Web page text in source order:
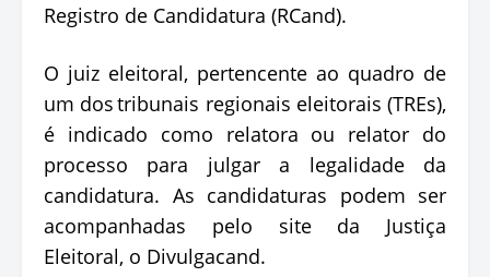
Registro de Candidatura (RCand).
O juiz eleitoral, pertencente ao quadro de
um dos tribunais regionais eleitorais (TREs),
é indicado como relatora ou relator do
processo para julgar a legalidade da
candidatura. As candidaturas podem ser
acompanhadas pelo site da Justiça
Eleitoral, o Divulgacand.